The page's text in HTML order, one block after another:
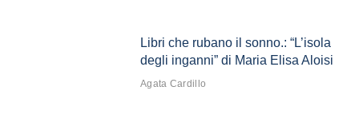
Libri che rubano il sonno.: “L’isola
degli inganni” di Maria Elisa Aloisi
Agata Cardillo